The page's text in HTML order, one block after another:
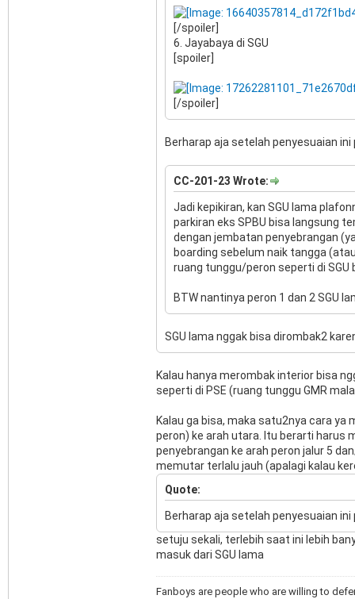
[/spoiler]
6. Jayabaya di SGU
[spoiler]
[/spoiler]
Berharap aja setelah penyesuaian
CC-201-23 Wrote:
Jadi kepikiran, kan SGU lama
parkiran eks SPBU bisa langsung
dengan jembatan penyebrangan
boarding sebelum naik tangga
ruang tunggu/peron seperti di SGU
BTW nantinya peron 1 dan 2 SGU
SGU lama nggak bisa dirombak2
Kalau hanya merombak interior bisa
seperti di PSE (ruang tunggu GMR
Kalau ga bisa, maka satu2nya cara
peron) ke arah utara. Itu berarti harus
penyebrangan ke arah peron jalur 5
memutar terlalu jauh (apalagi kalau
Quote:
Berharap aja setelah penyesuaian
setuju sekali, terlebih saat ini lebih
masuk dari SGU lama
Fanboys are people who are willing to